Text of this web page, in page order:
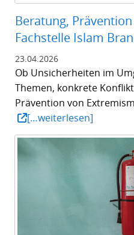
Beratung,
Fachstelle Islam
23.04.2026
Ob Unsicherheiten im
Themen, konkrete
Prävention von
[…weiterlesen]